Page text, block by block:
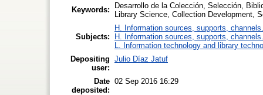
Keywords:
Desarrollo de la Colección, Selección,
Library Science, Collection Development,
Subjects:
H. Information sources, supports, channels.
H. Information sources, supports, channels.
L. Information technology and library
Depositing
user:
Julio Díaz Jatuf
Date
deposited:
02 Sep 2016 16:29